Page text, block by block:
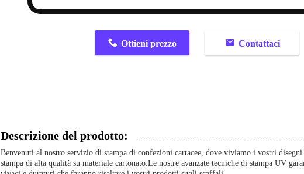
Ottieni prezzo Contattaci
Descrizione del prodotto:
Benvenuti al nostro servizio di stampa di confezioni cartacee, dove viviamo i vostri
stampa di alta qualità su materiale cartonato.Le nostre avanzate tecniche di stampa UV